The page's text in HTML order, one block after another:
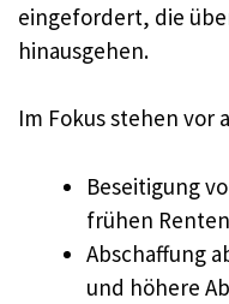
eingefordert, die
hinausgehen.
Im Fokus stehen vor
Beseitigung
frühen
Abschaffung
und höhere